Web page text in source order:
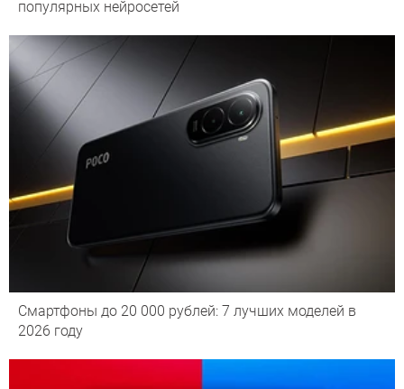
популярных нейросетей
Смартфоны до 20 000 рублей: 7 лучших моделей в
2026 году